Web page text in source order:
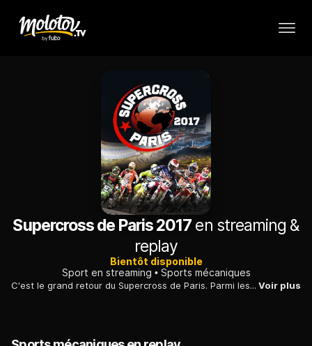
Supercross de Paris 2017 en streaming &
replay
Bientôt disponible
Sport en streaming
Sports mécaniques
C'est le grand retour du Supercross de Paris. Parmi les participants, les Français Marvin Musquin et Dylan Ferrandis ou encore l'Américain Cole Seely. Voir plus